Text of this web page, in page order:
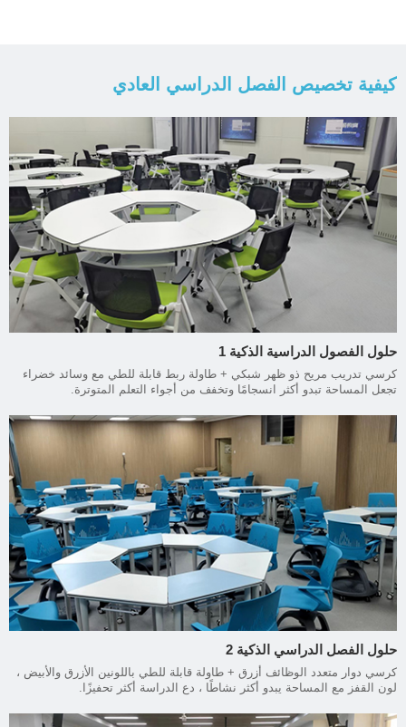
كيفية تخصيص الفصل الدراسي العادي
حلول الفصول الدراسية الذكية 1
كرسي تدريب مريح ذو ظهر شبكي + طاولة ربط قابلة للطي مع وسائد خضراء
تجعل المساحة تبدو أكثر انسجامًا وتخفف من أجواء التعلم المتوترة.
حلول الفصل الدراسي الذكية 2
كرسي دوار متعدد الوظائف أزرق + طاولة قابلة للطي باللونين الأزرق والأبيض ،
لون القفز مع المساحة يبدو أكثر نشاطًا ، دع الدراسة أكثر تحفيزًا.